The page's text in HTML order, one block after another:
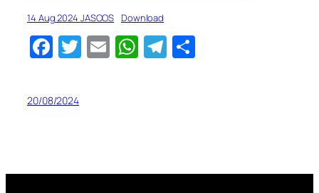
14 Aug 2024 JASOOS Download
Facebook
Twitter
EmailWhatsApp
Telegram
20/08/2024